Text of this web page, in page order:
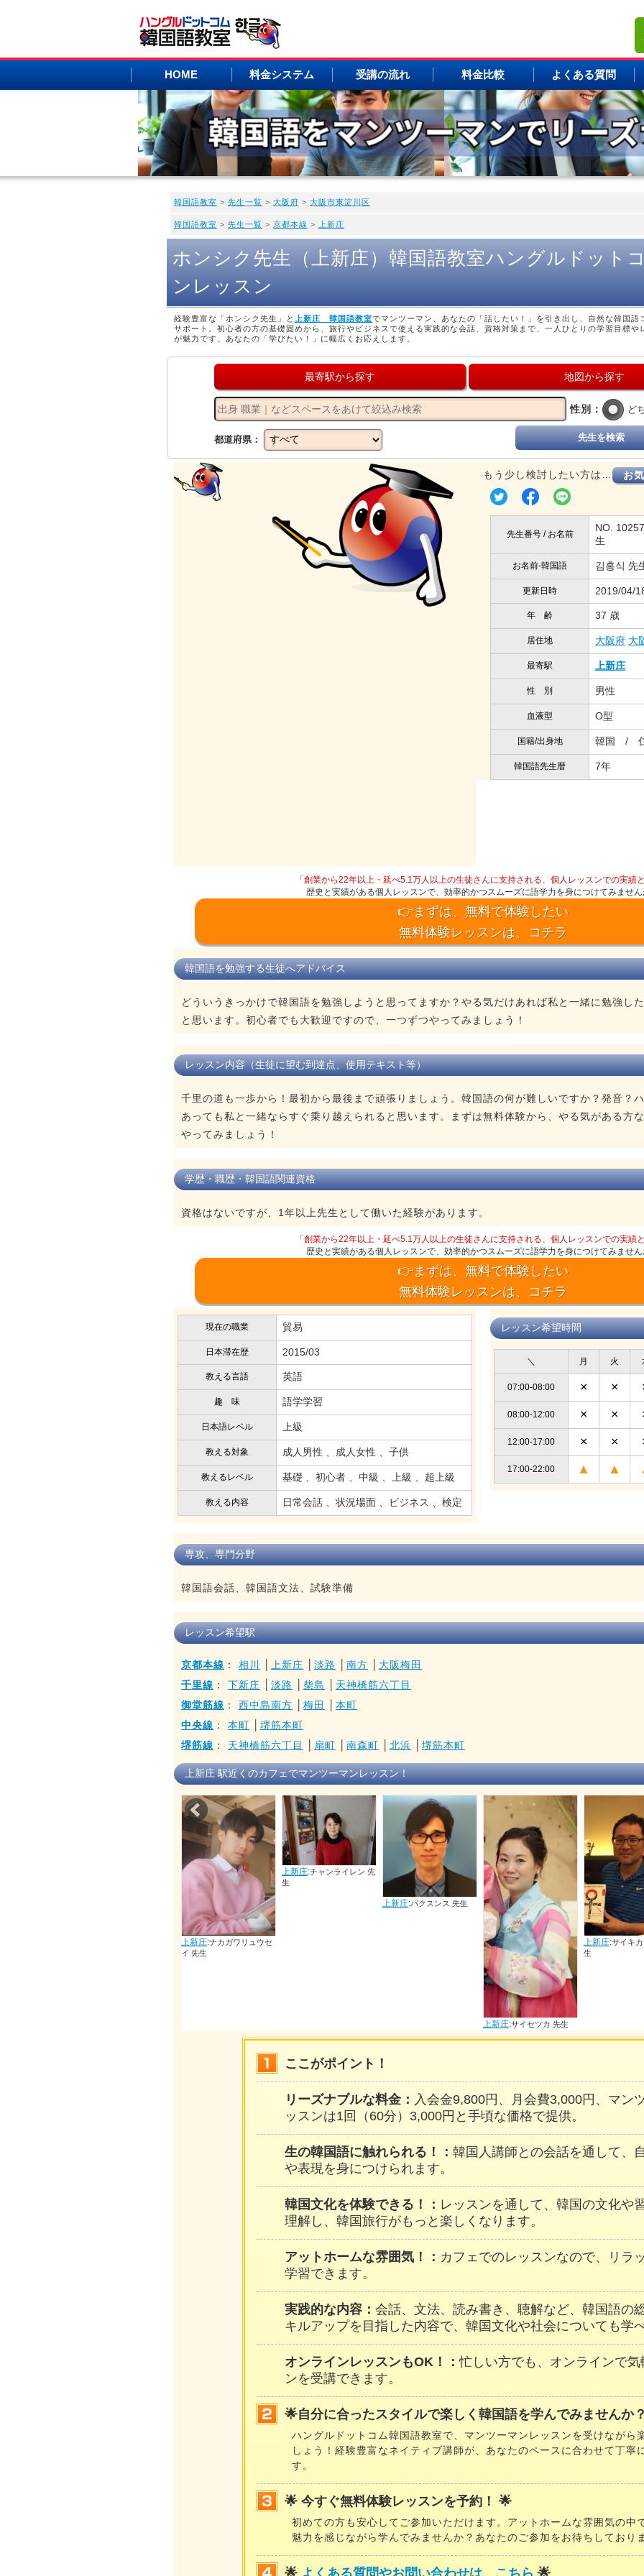
HOME 料金システム 受講の流れ 料金比較 よくある質問
韓国語教室 > 先生一覧 > 大阪府 > 大阪市東淀川区
韓国語教室 > 先生一覧 > 京都本線 > 上新庄
ホンシク先生（上新庄）韓国語教室ハングルドット
ンレッスン
経験豊富な「ホンシク先生」と 上新庄 韓国語教室でマンツーマン、あなたの「話したい！」を引き出し、自然な韓国語
サポート。初心者の方の基礎固めから、旅行やビジネスで使える実践的な会話、資格対策まで、一人ひとりの学習目標や
が魅力です。あなたの「学びたい！」に幅広くお応えします。
最寄駅から探す 地図から探す
性別： ど
都道府県： 先生を検索
もう少し検討したい方は… お
先生番号 / お名前
NO.
生
お名前-韓国語 김홍식 先
更新日時 2019/04/
年 齢 37 歳
居住地 大阪府 大
最寄駅 上新庄
性 別 男性
血液型 O型
国籍/出身地 韓国 / 仁
韓国語先生暦 7年
「創業から22年以上・延べ5.1万人以上の生徒さんに支持される、個人レッスンでの実績と
歴史と実績がある個人レッスンで、効率的かつスムーズに語学力を身につけてみません
👉まずは、無料で体験したい
無料体験レッスンは、コチラ
韓国語を勉強する生徒へアドバイス
どういうきっかけで韓国語を勉強しようと思ってますか？やる気だけあれば私と一緒に勉強し
と思います。初心者でも大歓迎ですので、一つずつやってみましょう！
レッスン内容（生徒に望む到達点、使用テキスト等）
千里の道も一歩から！最初から最後まで頑張りましょう。韓国語の何が難しいですか？発音？
あっても私と一緒ならすぐ乗り越えられると思います。まずは無料体験から、やる気がある方
やってみましょう！
学歴・職歴・韓国語関連資格
資格はないですが、1年以上先生として働いた経験があります。
「創業から22年以上・延べ5.1万人以上の生徒さんに支持される、個人レッスンでの実績と
歴史と実績がある個人レッスンで、効率的かつスムーズに語学力を身につけてみません
👉まずは、無料で体験したい
無料体験レッスンは、コチラ
現在の職業 貿易
日本滞在歴 2015/03
教える言語 英語
趣 味 語学学習
日本語レベル 上級
教える対象 成人男性 、成人女性 、子供
教えるレベル 基礎 、初心者 、中級 、上級 、超上級
教える内容 日常会話 、状況場面 、ビジネス 、検定
レッスン希望時間
＼ 月 火
07:00-08:00 × ×
08:00-12:00 × ×
12:00-17:00 × ×
17:00-22:00 ▲ ▲
専攻、専門分野
韓国語会話、韓国語文法、試験準備
レッスン希望駅
京都本線 ： 相川 上新庄 淡路 南方
大阪梅田
千里線 ： 下新庄 淡路 柴島
天神橋筋六丁目
御堂筋線 ： 西中島南方 梅田
本町
中央線 ： 本町
堺筋本町
堺筋線 ： 天神橋筋六丁目 扇町 南森町 北浜 堺筋本町
上新庄 駅近くのカフェでマンツーマンレッスン！
上新庄:チャンライレン 先
生
上新庄
サイキカツヒロ 先
上新庄:チョ
Prev
ここがポイント！
リーズナブルな料金： 入会金9,800円、月会費3,000円、マン
ッスンは1回（60分）3,000円と手頃な価格で提供。
生の韓国語に触れられる！： 韓国人講師との会話を通して、
や表現を身につけられます。
韓国文化を体験できる！： レッスンを通して、韓国の文化や
理解し、韓国旅行がもっと楽しくなります。
アットホームな雰囲気！： カフェでのレッスンなので、リラ
学習できます。
実践的な内容： 会話、文法、読み書き、聴解など、韓国語の
キルアップを目指した内容で、韓国文化や社会についても学べ
オンラインレッスンもOK！：忙しい方でも、オンラインで気
ンを受講できます。
🌟自分に合ったスタイルで楽しく韓国語を学んでみませんか
ハングルドットコム韓国語教室で、マンツーマンレッスンを受けながら
しょう！経験豊富なネイティブ講師が、あなたのペースに合わせて丁寧
す。
🌟 今すぐ無料体験レッスンを予約！ 🌟
初めての方も安心してご参加いただけます。アットホームな雰囲気の中
魅力を感じながら学んでみませんか？あなたのご参加をお待ちしており
🌟 よくある質問やお問い合わせは、こちら 🌟